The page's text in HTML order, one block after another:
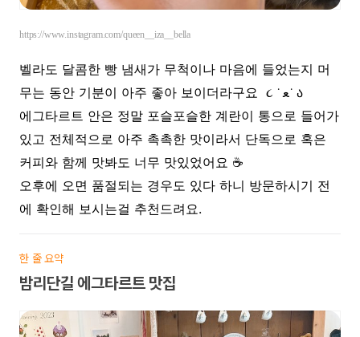
https://www.instagram.com/queen__iza__bella
벨라도 달콤한 빵 냄새가 무척이나 마음에 들었는지 머
무는 동안 기분이 아주 좋아 보이더라구요 ૮ ˙ﻌ˙ ა
에그타르트 안은 정말 포슬포슬한 계란이 통으로 들어가
있고 전체적으로 아주 촉촉한 맛이라서 단독으로 혹은
커피와 함께 맛봐도 너무 맛있었어요 ☕️
오후에 오면 품절되는 경우도 있다 하니 방문하시기 전
에 확인해 보시는걸 추천드려요.
한 줄 요약
밤리단길 에그타르트 맛집